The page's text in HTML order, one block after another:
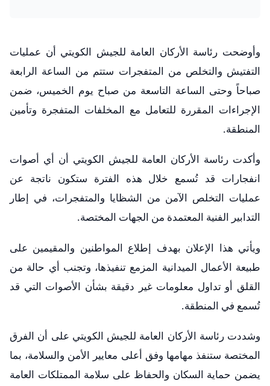
وأوضحت رئاسة الأركان العامة للجيش الكويتي أن عمليات
التفتيش والتخلص من المتفجرات ستتم من الساعة الرابعة
صباحاً وحتى الساعة التاسعة من صباح يوم الخميس، ضمن
الإجراءات المقررة للتعامل مع المخلفات المتفجرة وتأمين
المنطقة.
وأكدت رئاسة الأركان العامة للجيش الكويتي أن أي أصوات
انفجارات قد تُسمع خلال هذه الفترة ستكون ناتجة عن
عمليات التخلص الآمن من الشظايا والمتفجرات، في إطار
التدابير الفنية المعتمدة من الجهات المختصة.
ويأتي هذا الإعلان بهدف إطلاع المواطنين والمقيمين على
طبيعة الأعمال الميدانية المزمع تنفيذها، وتجنب أي حالة من
القلق أو تداول معلومات غير دقيقة بشأن الأصوات التي قد
تُسمع في المنطقة.
وشددت رئاسة الأركان العامة للجيش الكويتي على أن الفرق
المختصة ستنفذ مهامها وفق أعلى معايير الأمن والسلامة، بما
يضمن حماية السكان والحفاظ على سلامة الممتلكات العامة